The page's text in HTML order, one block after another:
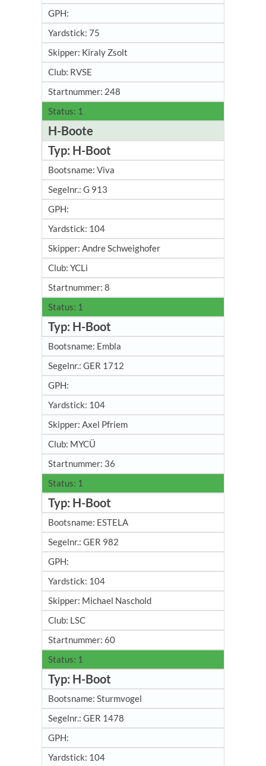
75
Kiraly Zsolt
RVSE
248
1
H-Boote
H-Boot
Viva
G 913
104
Andre Schweighofer
YCLi
8
1
H-Boot
Embla
GER 1712
104
Axel Pfriem
MYCÜ
36
1
H-Boot
ESTELA
GER 982
104
Michael Naschold
LSC
60
1
H-Boot
Sturmvogel
GER 1478
104